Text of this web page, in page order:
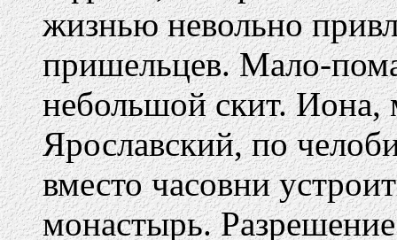
жизнью невольно
пришельцев. Мало-
небольшой скит. Иона,
Ярославский, по
вместо часовни
монастырь.